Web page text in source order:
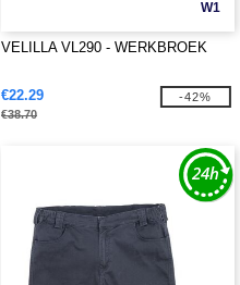
W1
VELILLA VL290 - WERKBROEK
€22.29
€38.70
-42%